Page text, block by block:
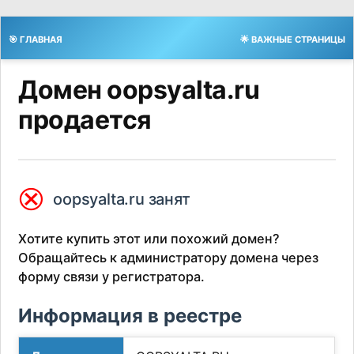
🎯 ГЛАВНАЯ 🌟 ВАЖНЫЕ СТРАНИЦЫ
Домен oopsyalta.ru
продается
⮿ oopsyalta.ru занят
Хотите купить этот или похожий домен?
Обращайтесь к администратору домена через
форму связи у регистратора.
Информация в реестре